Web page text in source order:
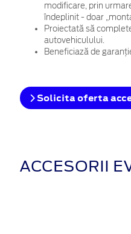
modificare, prin
îndeplinit - doar
Proiectată să
autovehiculului.
Beneficiază de
Solicita oferta
ACCESORII